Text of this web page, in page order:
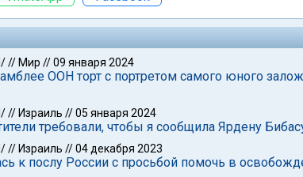
// Мир //09 января 2024
ООН торт с портретом самого юного
// Израиль //05 января 2024
требовали, чтобы я сообщила Ярдену
// Израиль //04 декабря 2023
к послу России с просьбой помочь в